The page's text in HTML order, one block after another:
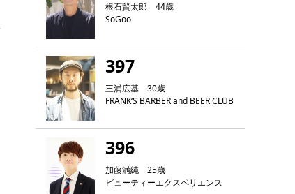
根石賢太郎 44歳
SoGoo
397
三浦広基 30歳
FRANK‘S BARBER and BEER CLUB
396
加藤満純 25歳
ビューティーエクスペリエンス